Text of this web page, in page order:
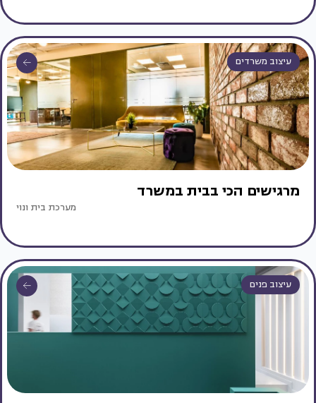
עיצוב משרדים
מרגישים הכי בבית במשרד
מערכת בית ונוי
עיצוב פנים